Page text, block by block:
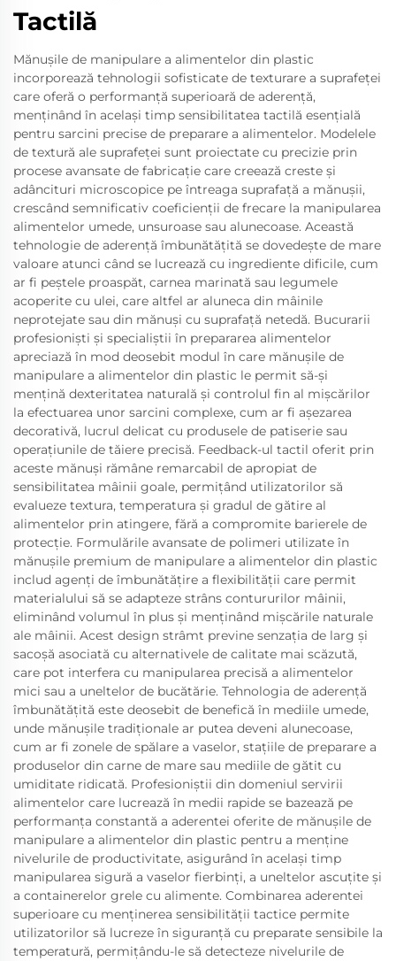
Tactilă
Mănușile de manipulare a alimentelor din plastic
incorporează tehnologii sofisticate de texturare a suprafeței
care oferă o performanță superioară de aderență,
menținând în același timp sensibilitatea tactilă esențială
pentru sarcini precise de preparare a alimentelor. Modelele
de textură ale suprafeței sunt proiectate cu precizie prin
procese avansate de fabricație care creează creste și
adâncituri microscopice pe întreaga suprafață a mănușii,
crescând semnificativ coeficienții de frecare la manipularea
alimentelor umede, unsuroase sau alunecoase. Această
tehnologie de aderență îmbunătățită se dovedește de mare
valoare atunci când se lucrează cu ingrediente dificile, cum
ar fi peștele proaspăt, carnea marinată sau legumele
acoperite cu ulei, care altfel ar aluneca din mâinile
neprotejate sau din mănuși cu suprafață netedă. Bucurarii
profesioniști și specialiștii în prepararea alimentelor
apreciază în mod deosebit modul în care mănușile de
manipulare a alimentelor din plastic le permit să-și
mențină dexteritatea naturală și controlul fin al mișcărilor
la efectuarea unor sarcini complexe, cum ar fi așezarea
decorativă, lucrul delicat cu produsele de patiserie sau
operațiunile de tăiere precisă. Feedback-ul tactil oferit prin
aceste mănuși rămâne remarcabil de apropiat de
sensibilitatea mâinii goale, permițând utilizatorilor să
evalueze textura, temperatura și gradul de gătire al
alimentelor prin atingere, fără a compromite barierele de
protecție. Formulările avansate de polimeri utilizate în
mănușile premium de manipulare a alimentelor din plastic
includ agenți de îmbunătățire a flexibilității care permit
materialului să se adapteze strâns contururilor mâinii,
eliminând volumul în plus și menținând mișcările naturale
ale mâinii. Acest design strâmt previne senzația de larg și
sacoșă asociată cu alternativele de calitate mai scăzută,
care pot interfera cu manipularea precisă a alimentelor
mici sau a uneltelor de bucătărie. Tehnologia de aderență
îmbunătățită este deosebit de benefică în mediile umede,
unde mănușile tradiționale ar putea deveni alunecoase,
cum ar fi zonele de spălare a vaselor, stațiile de preparare a
produselor din carne de mare sau mediile de gătit cu
umiditate ridicată. Profesioniștii din domeniul servirii
alimentelor care lucrează în medii rapide se bazează pe
performanța constantă a aderentei oferite de mănușile de
manipulare a alimentelor din plastic pentru a menține
nivelurile de productivitate, asigurând în același timp
manipularea sigură a vaselor fierbinți, a uneltelor ascuțite și
a containerelor grele cu alimente. Combinarea aderentei
superioare cu menținerea sensibilității tactice permite
utilizatorilor să lucreze în siguranță cu preparate sensibile la
temperatură, permițându-le să detecteze nivelurile de